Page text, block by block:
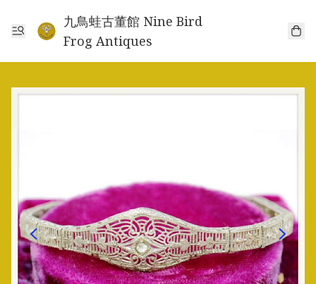
九鳥蛙古董館 Nine Bird
Frog Antiques